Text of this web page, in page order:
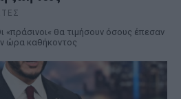
«πράσινοι« θα τιμήσουν όσους έπεσαν
ώρα καθήκοντος